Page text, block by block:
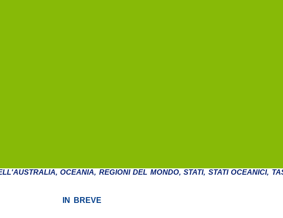
,OCEANIA, REGIONI DEL MONDO,STATI, STATI OCEANICI,
IN BREVE